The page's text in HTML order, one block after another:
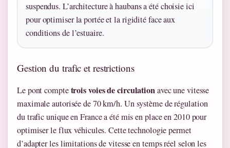
suspendus. L’architecture à haubans a été choisie ici
pour optimiser la portée et la rigidité face aux
conditions de l’estuaire.
Gestion du trafic et restrictions
Le pont comptetrois voies de circulationavec une vitesse
maximale autorisée de 70 km/h. Un système de régulation
du trafic unique en France a été mis en place en 2010 pour
optimiser le flux véhicules. Cette technologie permet
d’adapter les limitations de vitesse en temps réel selon les